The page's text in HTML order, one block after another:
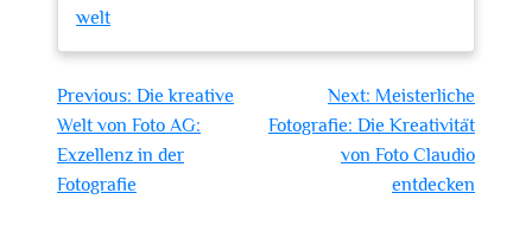
welt
Beitragsnavigation
Previous: Die kreative
Welt von Foto AG:
Exzellenz in der
Fotografie
Next: Meisterliche
Fotografie: Die Kreativität
von Foto Claudio
entdecken